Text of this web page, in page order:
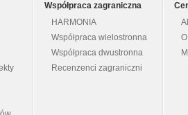
Współpraca zagraniczna
HARMONIA
Współpraca wielostronna
Współpraca dwustronna
Recenzenci zagraniczni